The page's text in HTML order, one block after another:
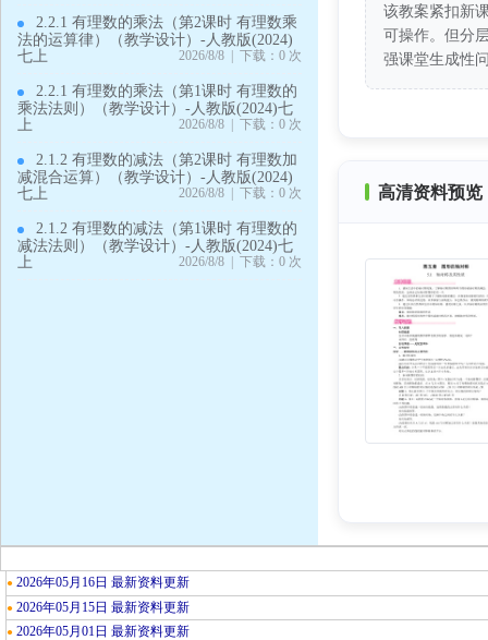
2.2.1 有理数的乘法（第2课时 有理数乘
法的运算律）（教学设计）-人教版(2024)
七上
2026/8/8 | 下载：0 次
2.2.1 有理数的乘法（第1课时 有理数的
乘法法则）（教学设计）-人教版(2024)七
上
2026/8/8 | 下载：0 次
2.1.2 有理数的减法（第2课时 有理数加
减混合运算）（教学设计）-人教版(2024)
七上
2026/8/8 | 下载：0 次
2.1.2 有理数的减法（第1课时 有理数的
减法法则）（教学设计）-人教版(2024)七
上
2026/8/8 | 下载：0 次
该教案紧扣新
可操作。但分
强课堂生成性
高清资料预
● 2026年05月16日 最新资料更新
● 2026年05月15日 最新资料更新
● 2026年05月01日 最新资料更新